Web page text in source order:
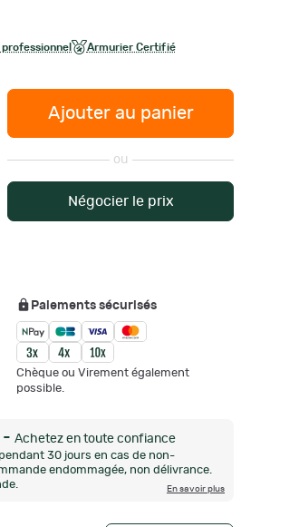
Armurier Certifié
Ajouter au panier
ou
Négocier le prix
Paiements sécurisés
Chèque ou Virement également
possible.
- Achetez en toute confiance
30 jours en cas de non-
endommagée, non délivrance.
En savoir plus